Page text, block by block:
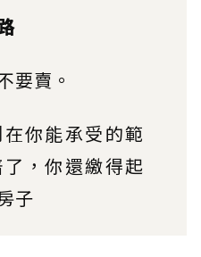
要賣。
你能承受的範
，你還繳得起
子